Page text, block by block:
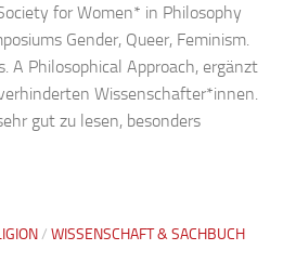
for Women* in Philosophy
Gender, Queer, Feminism.
A Philosophical Approach, ergänzt
Wissenschafter*innen.
gut zu lesen, besonders
/ WISSENSCHAFT & SACHBUCH